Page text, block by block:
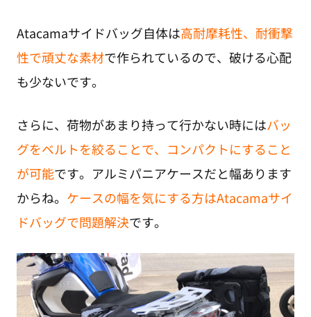
Atacamaサイドバッグ自体は高耐摩耗性、耐衝撃
性で頑丈な素材で作られているので、破ける心配
も少ないです。
さらに、荷物があまり持って行かない時にはバッ
グをベルトを絞ることで、コンパクトにすること
が可能です。アルミパニアケースだと幅あります
からね。 ケースの幅を気にする方はAtacamaサイ
ドバッグで問題解決です。